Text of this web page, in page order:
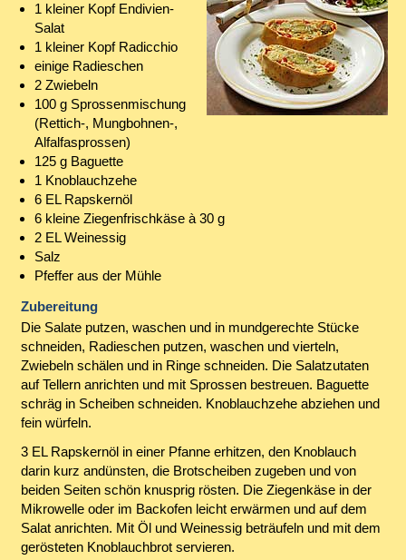
1 kleiner Kopf Endivien-
Salat
1 kleiner Kopf Radicchio
einige Radieschen
2 Zwiebeln
100 g Sprossenmischung
(Rettich-, Mungbohnen-,
Alfalfasprossen)
125 g Baguette
1 Knoblauchzehe
6 EL Rapskernöl
6 kleine Ziegenfrischkäse à 30 g
2 EL Weinessig
Salz
Pfeffer aus der Mühle
Zubereitung
Die Salate putzen, waschen und in mundgerechte Stücke
schneiden, Radieschen putzen, waschen und vierteln,
Zwiebeln schälen und in Ringe schneiden. Die Salatzutaten
auf Tellern anrichten und mit Sprossen bestreuen. Baguette
schräg in Scheiben schneiden. Knoblauchzehe abziehen und
fein würfeln.
3 EL Rapskernöl in einer Pfanne erhitzen, den Knoblauch
darin kurz andünsten, die Brotscheiben zugeben und von
beiden Seiten schön knusprig rösten. Die Ziegenkäse in der
Mikrowelle oder im Backofen leicht erwärmen und auf dem
Salat anrichten. Mit Öl und Weinessig beträufeln und mit dem
gerösteten Knoblauchbrot servieren.